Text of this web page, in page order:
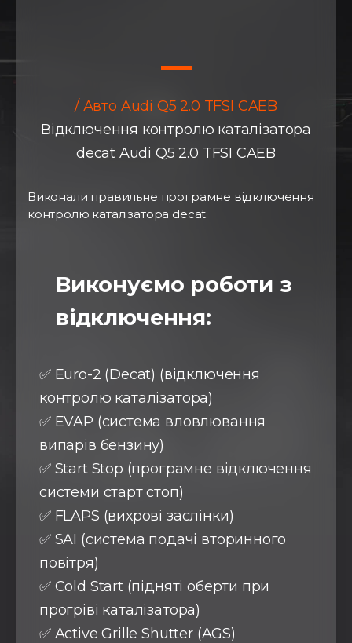
/ Авто Audi Q5 2.0 TFSI CAEB
Відключення контролю каталізатора
decat Audi Q5 2.0 TFSI CAEB
Виконали правильне програмне відключення
контролю каталізатора decat.
Виконуємо роботи з
відключення:
✅ Euro-2 (Decat) (відключення
контролю каталізатора)
✅ EVAP (система вловлювання
випарів бензину)
✅ Start Stop (програмне відключення
системи старт стоп)
✅ FLAPS (вихрові заслінки)
✅ SAI (система подачі вторинного
повітря)
✅ Cold Start (підняті оберти при
прогріві каталізатора)
✅ Active Grille Shutter (AGS)